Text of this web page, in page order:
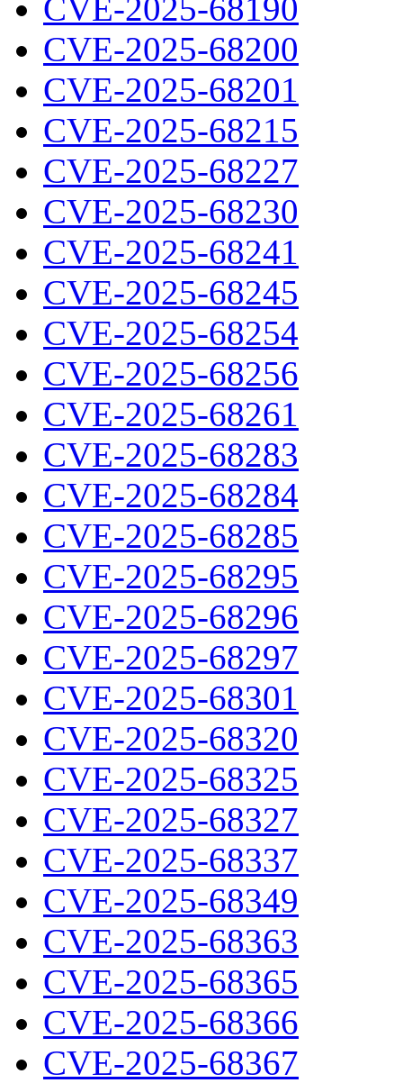
CVE-2025-68190
CVE-2025-68200
CVE-2025-68201
CVE-2025-68215
CVE-2025-68227
CVE-2025-68230
CVE-2025-68241
CVE-2025-68245
CVE-2025-68254
CVE-2025-68256
CVE-2025-68261
CVE-2025-68283
CVE-2025-68284
CVE-2025-68285
CVE-2025-68295
CVE-2025-68296
CVE-2025-68297
CVE-2025-68301
CVE-2025-68320
CVE-2025-68325
CVE-2025-68327
CVE-2025-68337
CVE-2025-68349
CVE-2025-68363
CVE-2025-68365
CVE-2025-68366
CVE-2025-68367